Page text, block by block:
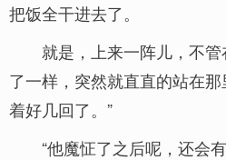
把饭全干进去了。
就是，上来一阵儿，不
了一样，突然就直直的站在
着好几回了。”
“他魔怔了之后呢，还会